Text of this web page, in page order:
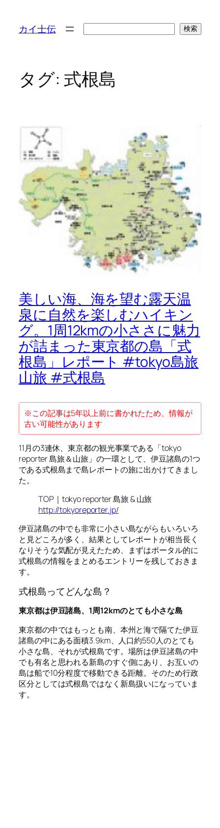
カイ士伝 検索
タグ: 式根島
美しい海、海を望む露天温
泉に自然を楽しむハイキン
グ。1周12kmの小ささに魅力
が詰まった東京都の島「式
根島」レポート #tokyo島旅
山旅 #式根島
※この記事は5年以上前に書かれたため、情報が
古い可能性があります
11月の3連休、東京都の観光事業である「tokyo
reporter 島旅＆山旅」の一環として、伊豆諸島の1つ
である式根島まで島レポートの旅に出かけてきまし
た。
TOP｜tokyo reporter 島旅 & 山旅
http://tokyoreporter.jp/
伊豆諸島の中でも非常に小さい島ながらもいろいろ
と見どころが多く、結果としてレポートが相当長く
なりそうな気配が見えたため、まずはポータル的に
式根島の情報をまとめるエントリーを残しておきま
す。
式根島ってどんな島？
東京都は伊豆諸島、1周12kmのとても小さな島
東京都の中ではもっとも南、本州と海で隔てた伊豆
諸島の中にある面積3.9km、人口約550人のとても
小さな島、それが式根島です。場所は伊豆諸島の中
でも有名と思われる新島のすぐ側にあり、お互いの
島は船で10分程度で移動できる距離。そのため行政
区分としては式根島ではなく新島扱いになっていま
す。